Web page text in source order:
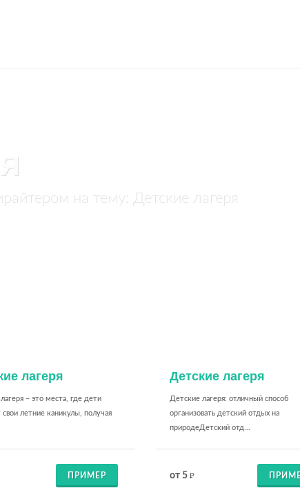
на тему: Детские лагеря
лагеря
– это места, где дети
свои летние каникулы, получая
ПРИМЕР
Детские лагеря
Детские лагеря: отличный способ
организовать детский отдых на
природеДетский отд...
от 5 ₽